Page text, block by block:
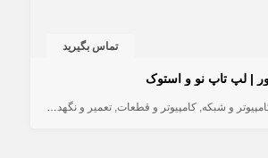
تماس بگیرید
| لپ تاپ نو و استوک
و شبکه کامپیوتر و قطعات تعمیر و نگهداری کامپیوتر